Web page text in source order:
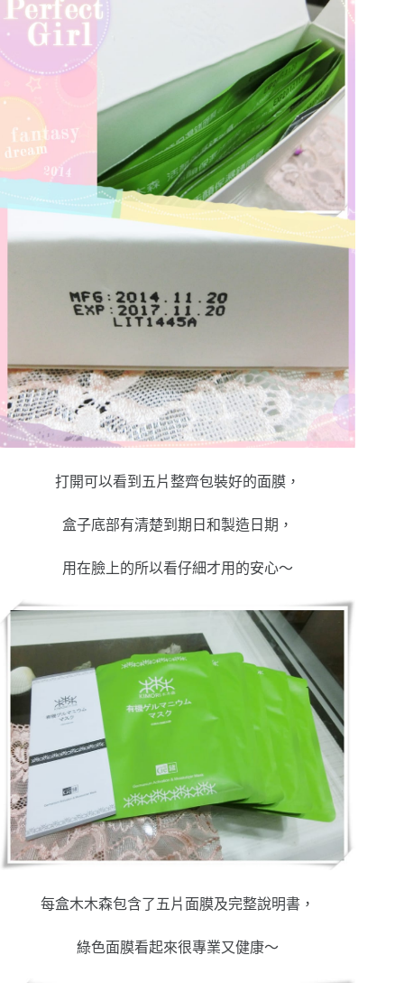
打開可以看到五片整齊包裝好的面膜，
盒子底部有清楚到期日和製造日期，
用在臉上的所以看仔細才用的安心～
每盒木木森包含了五片面膜及完整說明書，
綠色面膜看起來很專業又健康～